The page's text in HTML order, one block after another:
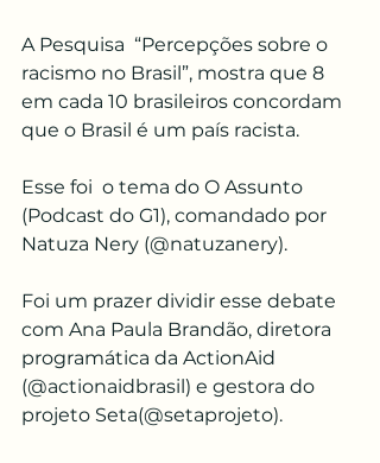
A Pesquisa  “Percepções sobre o
racismo no Brasil”, mostra que 8
em cada 10 brasileiros concordam
que o Brasil é um país racista.
Esse foi  o tema do O Assunto
(Podcast do G1), comandado por
Natuza Nery (@natuzanery).
Foi um prazer dividir esse debate
com Ana Paula Brandão, diretora
programática da ActionAid
(@actionaidbrasil) e gestora do
projeto Seta(@setaprojeto).